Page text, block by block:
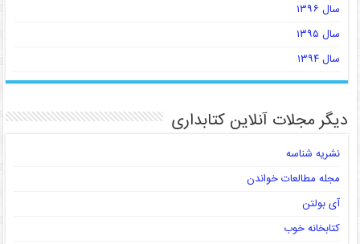
سال ۱۳۹۶
سال ۱۳۹۵
سال ۱۳۹۴
دیگر مجلات آنلاین کتابداری
نشریه شناسه
مجله مطالعات خواندن
آی بولتن
کتابخانه خوب